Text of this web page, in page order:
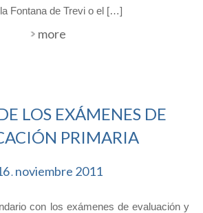
Fontana de Trevi o el […]
more
LOS EXÁMENES DE
PRIMARIA
. noviembre 2011
con los exámenes de evaluación y